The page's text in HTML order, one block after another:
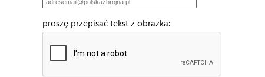
proszę przepisać tekst z obrazka: